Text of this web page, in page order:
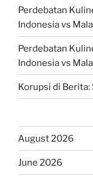
Perdebatan
Indonesia vs
Perdebatan
Indonesia vs
Korupsi di Berita:
August 2026
June 2026